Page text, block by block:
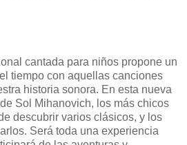
cantada para niños propone un
tiempo con aquellas canciones
historia sonora. En esta nueva
Sol Mihanovich, los más chicos
descubrir varios clásicos, y los
Será toda una experiencia